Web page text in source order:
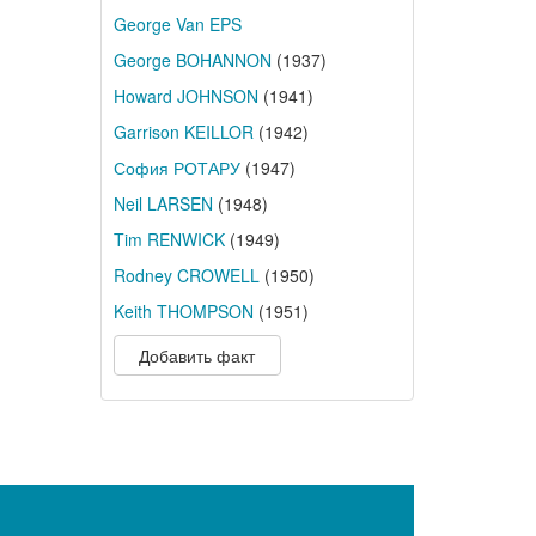
George Van EPS
George BOHANNON (1937)
Howard JOHNSON (1941)
Garrison KEILLOR(1942)
София РОТАРУ(1947)
Neil LARSEN (1948)
Tim RENWICK(1949)
Rodney CROWELL(1950)
Keith THOMPSON (1951)
Добавить факт